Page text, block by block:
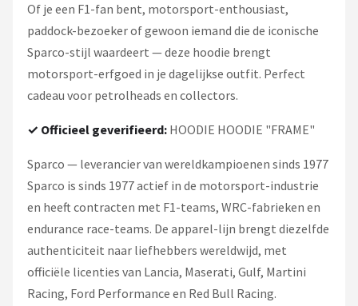
Of je een F1-fan bent, motorsport-enthousiast,
paddock-bezoeker of gewoon iemand die de iconische
Sparco-stijl waardeert — deze hoodie brengt
motorsport-erfgoed in je dagelijkse outfit. Perfect
cadeau voor petrolheads en collectors.
✓ Officieel geverifieerd: HOODIE HOODIE "FRAME"
Sparco — leverancier van wereldkampioenen sinds 1977
Sparco is sinds 1977 actief in de motorsport-industrie
en heeft contracten met F1-teams, WRC-fabrieken en
endurance race-teams. De apparel-lijn brengt diezelfde
authenticiteit naar liefhebbers wereldwijd, met
officiële licenties van Lancia, Maserati, Gulf, Martini
Racing, Ford Performance en Red Bull Racing.